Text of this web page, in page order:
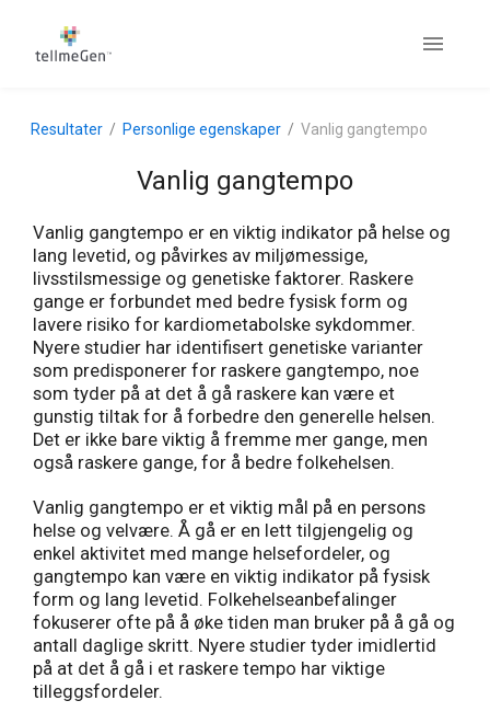
Resultater Personlige egenskaper Vanlig gangtempo
Vanlig gangtempo
Vanlig gangtempo er en viktig indikator på helse og
lang levetid, og påvirkes av miljømessige,
livsstilsmessige og genetiske faktorer. Raskere
gange er forbundet med bedre fysisk form og
lavere risiko for kardiometabolske sykdommer.
Nyere studier har identifisert genetiske varianter
som predisponerer for raskere gangtempo, noe
som tyder på at det å gå raskere kan være et
gunstig tiltak for å forbedre den generelle helsen.
Det er ikke bare viktig å fremme mer gange, men
også raskere gange, for å bedre folkehelsen.
Vanlig gangtempo er et viktig mål på en persons
helse og velvære. Å gå er en lett tilgjengelig og
enkel aktivitet med mange helsefordeler, og
gangtempo kan være en viktig indikator på fysisk
form og lang levetid. Folkehelseanbefalinger
fokuserer ofte på å øke tiden man bruker på å gå og
antall daglige skritt. Nyere studier tyder imidlertid
på at det å gå i et raskere tempo har viktige
tilleggsfordeler.